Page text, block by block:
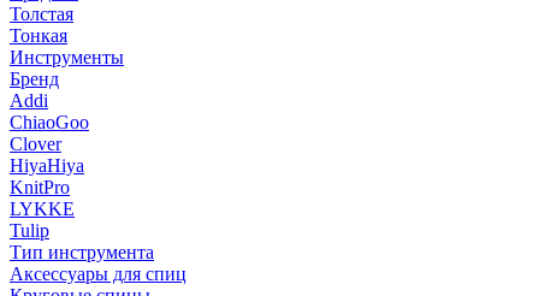
Толстая
Тонкая
Инструменты
Бренд
Addi
ChiaoGoo
Clover
HiyaHiya
KnitPro
LYKKE
Tulip
Тип инструмента
Аксессуары для спиц